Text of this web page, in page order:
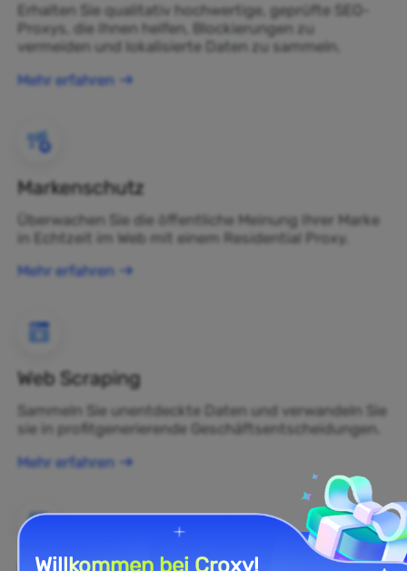
Erhalten Sie qualitativ hochwertige, geprüfte SEO-
Proxys, die Ihnen helfen, Blockierungen zu
vermeiden und lokalisierte Daten zu sammeln.
Mehr erfahren
Markenschutz
Überwachen Sie die öffentliche Meinung Ihrer Marke
in Echtzeit im Web mit einem Residential Proxy.
Mehr erfahren
Web Scraping
Sammeln Sie unentdeckte Daten und verwandeln Sie
sie in profitgenerierende Geschäftsentscheidungen.
Mehr erfahren
Willkommen bei Croxy!